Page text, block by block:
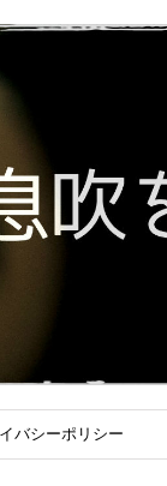
バシーポリシー